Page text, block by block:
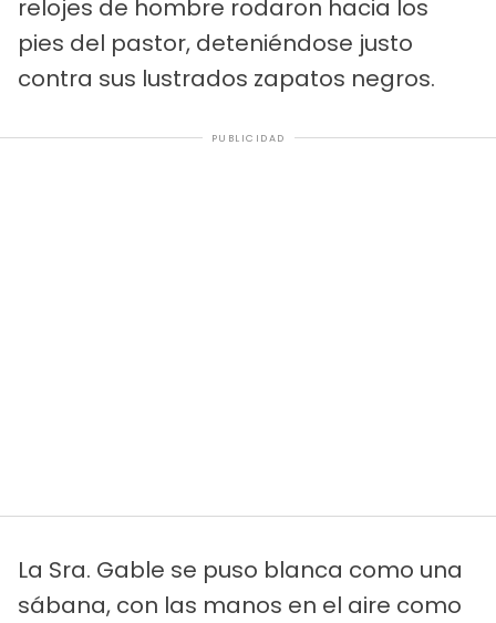
relojes de hombre rodaron hacia los
pies del pastor, deteniéndose justo
contra sus lustrados zapatos negros.
PUBLICIDAD
La Sra. Gable se puso blanca como una
sábana, con las manos en el aire como